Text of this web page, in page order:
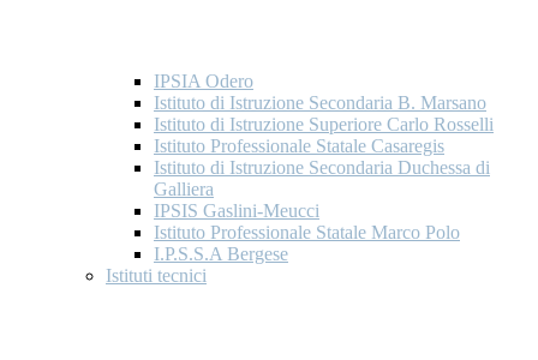
IPSIA Odero
Istituto di Istruzione Secondaria B. Marsano
Istituto di Istruzione Superiore Carlo Rosselli
Istituto Professionale Statale Casaregis
Istituto di Istruzione Secondaria Duchessa di
Galliera
IPSIS Gaslini-Meucci
Istituto Professionale Statale Marco Polo
I.P.S.S.A Bergese
Istituti tecnici